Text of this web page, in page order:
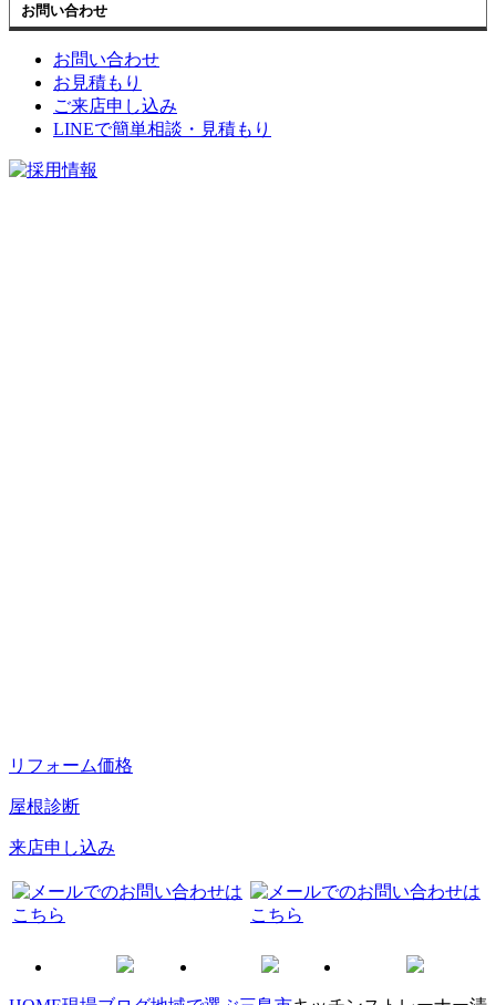
お問い合わせ
お問い合わせ
お見積もり
ご来店申し込み
LINEで簡単相談・見積もり
リフォーム価格
屋根診断
来店申し込み